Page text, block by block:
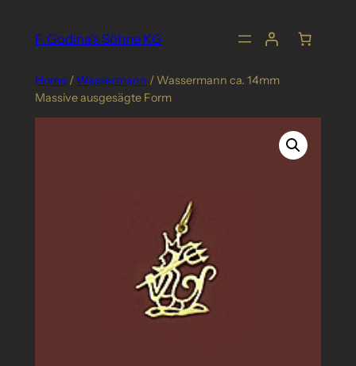
F. Godina's Söhne KG
Home/ Wassermann / Wassermann ca. 14mm
Massive ausgesägte Form